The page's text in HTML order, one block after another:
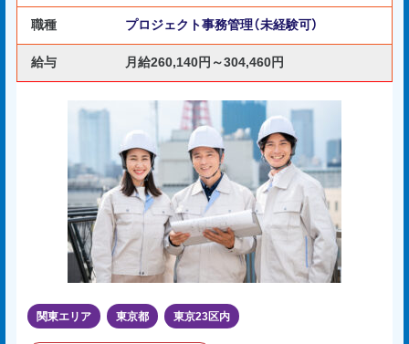
職種 プロジェクト事務管理（未経験可）
給与 月給260,140円～304,460円
関東エリア 東京都 東京23区内